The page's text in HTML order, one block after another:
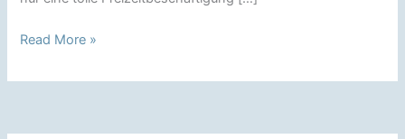
Schulhund
Dummytraining
Read More »